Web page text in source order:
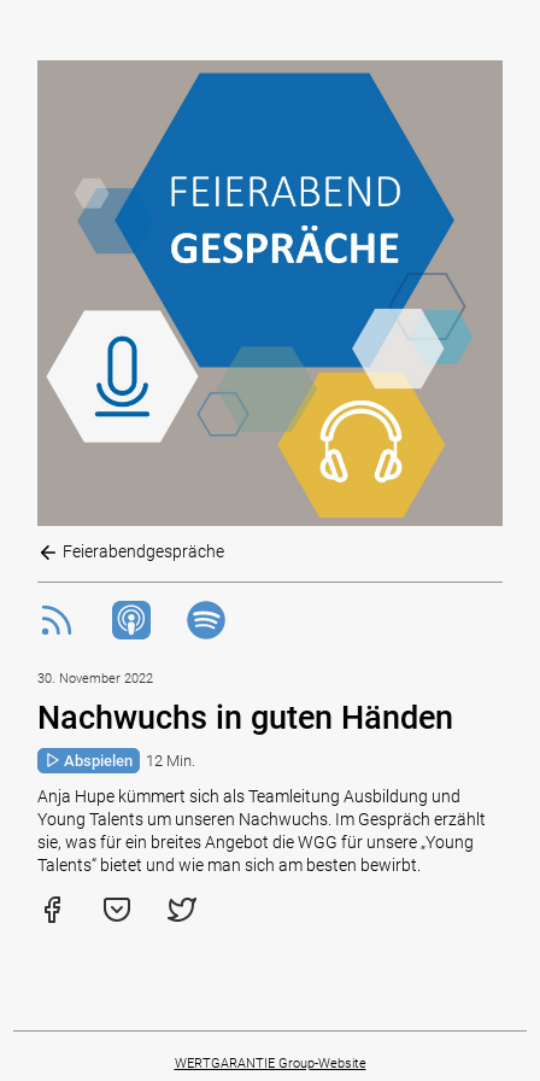
Feierabendgespräche
30. November 2022
Nachwuchs in guten Händen
Abspielen 12 Min.
Anja Hupe kümmert sich als Teamleitung Ausbildung und
Young Talents um unseren Nachwuchs. Im Gespräch erzählt
sie, was für ein breites Angebot die WGG für unsere „Young
Talents“ bietet und wie man sich am besten bewirbt.
WERTGARANTIE Group-Website